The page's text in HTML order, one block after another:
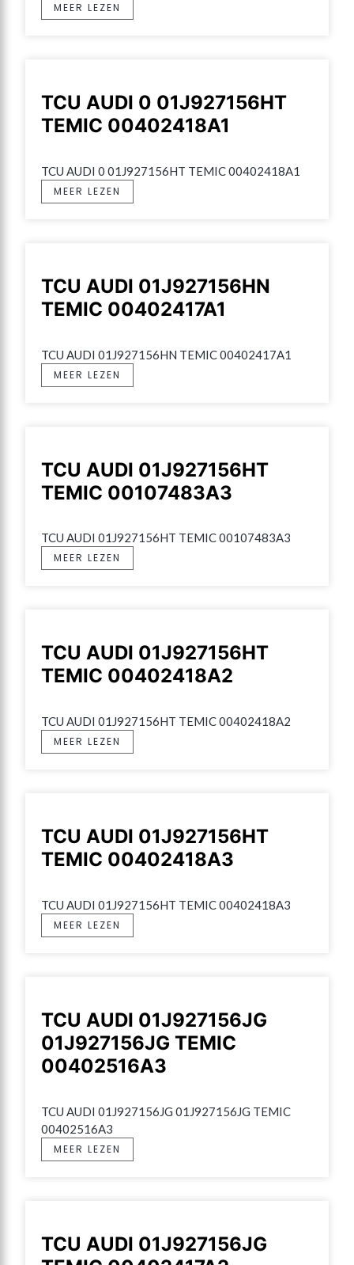
MEER LEZEN
TCU AUDI 0 01J927156HT
TEMIC 00402418A1
TCU AUDI 0 01J927156HT TEMIC 00402418A1
MEER LEZEN
TCU AUDI 01J927156HN
TEMIC 00402417A1
TCU AUDI 01J927156HN TEMIC 00402417A1
MEER LEZEN
TCU AUDI 01J927156HT
TEMIC 00107483A3
TCU AUDI 01J927156HT TEMIC 00107483A3
MEER LEZEN
TCU AUDI 01J927156HT
TEMIC 00402418A2
TCU AUDI 01J927156HT TEMIC 00402418A2
MEER LEZEN
TCU AUDI 01J927156HT
TEMIC 00402418A3
TCU AUDI 01J927156HT TEMIC 00402418A3
MEER LEZEN
TCU AUDI 01J927156JG
01J927156JG TEMIC
00402516A3
TCU AUDI 01J927156JG 01J927156JG TEMIC
00402516A3
MEER LEZEN
TCU AUDI 01J927156JG